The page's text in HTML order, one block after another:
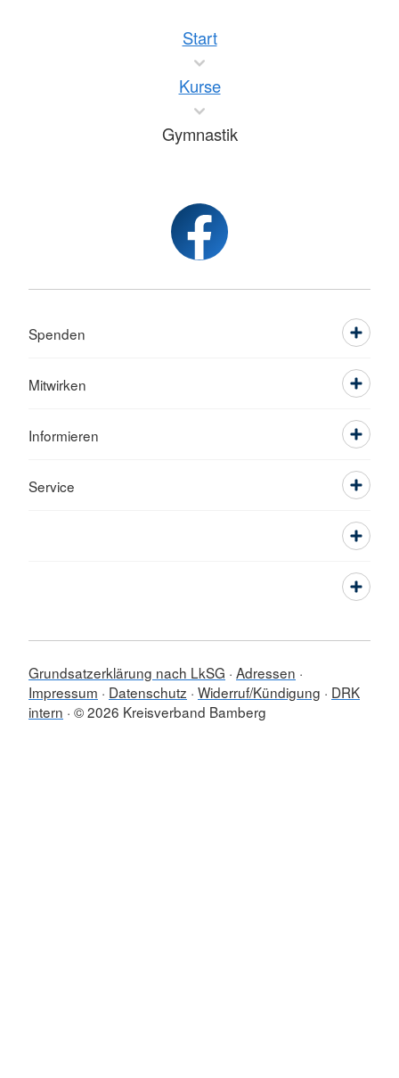
Start
Kurse
Gymnastik
Spenden
Mitwirken
Informieren
Service
Grundsatzerklärung nach LkSG Adressen
Impressum
Datenschutz Widerruf/Kündigung
DRK
intern © 2026 Kreisverband Bamberg